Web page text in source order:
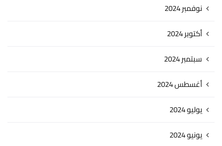
نوفمبر 2024
أكتوبر 2024
سبتمبر 2024
أغسطس 2024
يوليو 2024
يونيو 2024